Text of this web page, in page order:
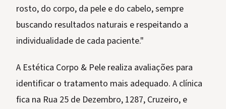
rosto, do corpo, da pele e do cabelo, sempre
buscando resultados naturais e respeitando a
individualidade de cada paciente."
A Estética Corpo & Pele realiza avaliações para
identificar o tratamento mais adequado. A clínica
fica na Rua 25 de Dezembro, 1287, Cruzeiro, e